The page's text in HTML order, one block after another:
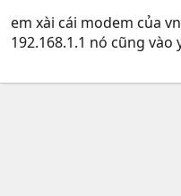
em xài cái modem của
192.168.1.1 nó cũng vào